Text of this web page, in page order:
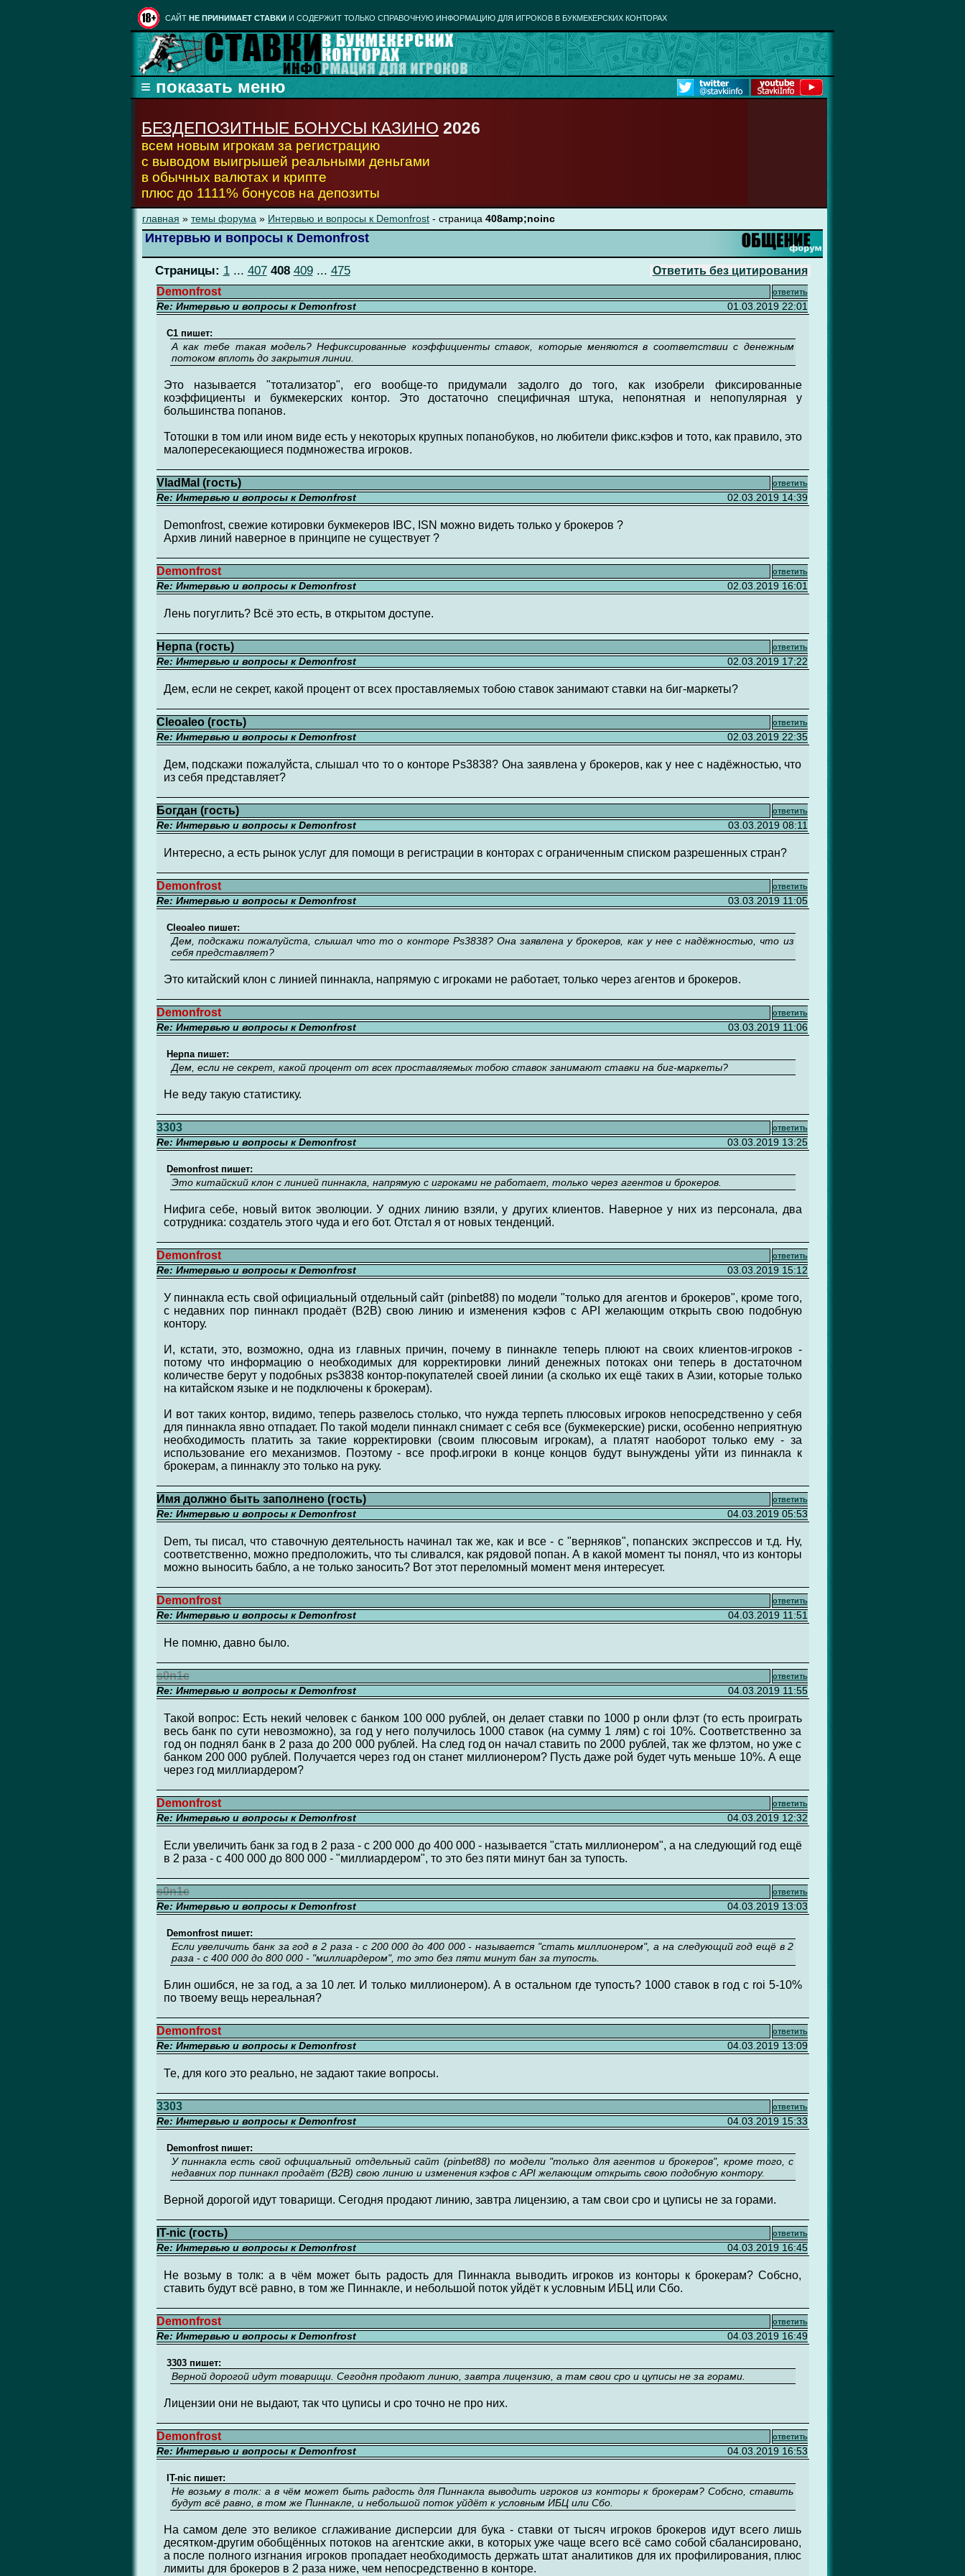
CАЙТ НЕ ПРИНИМАЕТ СТАВКИ И СОДЕРЖИТ ТОЛЬКО СПРАВОЧНУЮ ИНФОРМАЦИЮ ДЛЯ ИГРОКОВ В БУКМЕКЕРСКИХ КОНТОРАХ
БЕЗДЕПОЗИТНЫЕ БОНУСЫ КАЗИНО 2026
всем новым игрокам за регистрацию
с выводом выигрышей реальными деньгами
в обычных валютах и крипте
плюс до 1111% бонусов на депозиты
главная » темы форума » Интервью и вопросы к Demonfrost - страница 408amp;noinc
Интервью и вопросы к Demonfrost
Страницы: 1... 407 408 409... 475
Ответить без цитирования
Demonfrost
ответить
Re: Интервью и вопросы к Demonfrost 01.03.2019 22:01
C1 пишет:
А как тебе такая модель? Нефиксированные коэффициенты ставок, которые меняются в соответствии с денежным
потоком вплоть до закрытия линии.
Это называется "тотализатор", его вообще-то придумали задолго до того, как изобрели фиксированные
коэффициенты и букмекерских контор. Это достаточно специфичная штука, непонятная и непопулярная у
большинства попанов.
Тотошки в том или ином виде есть у некоторых крупных попанобуков, но любители фикс.кэфов и тото, как правило, это
малопересекающиеся подмножества игроков.
VladMal (гость) ответить
Re: Интервью и вопросы к Demonfrost 02.03.2019 14:39
Demonfrost, свежие котировки букмекеров IBC, ISN можно видеть только у брокеров ?
Архив линий наверное в принципе не существует ?
Demonfrost ответить
Re: Интервью и вопросы к Demonfrost 02.03.2019 16:01
Лень погуглить? Всё это есть, в открытом доступе.
Нерпа (гость) ответить
Re: Интервью и вопросы к Demonfrost 02.03.2019 17:22
Дем, если не секрет, какой процент от всех проставляемых тобою ставок занимают ставки на биг-маркеты?
Cleoaleo (гость) ответить
Re: Интервью и вопросы к Demonfrost 02.03.2019 22:35
Дем, подскажи пожалуйста, слышал что то о конторе Ps3838? Она заявлена у брокеров, как у нее с надёжностью, что
из себя представляет?
Богдан (гость) ответить
Re: Интервью и вопросы к Demonfrost 03.03.2019 08:11
Интересно, а есть рынок услуг для помощи в регистрации в конторах с ограниченным списком разрешенных стран?
Demonfrost ответить
Re: Интервью и вопросы к Demonfrost 03.03.2019 11:05
Cleoaleo пишет:
Дем, подскажи пожалуйста, слышал что то о конторе Ps3838? Она заявлена у брокеров, как у нее с надёжностью, что из
себя представляет?
Это китайский клон с линией пиннакла, напрямую с игроками не работает, только через агентов и брокеров.
Demonfrost ответить
Re: Интервью и вопросы к Demonfrost 03.03.2019 11:06
Нерпа пишет:
Дем, если не секрет, какой процент от всех проставляемых тобою ставок занимают ставки на биг-маркеты?
Не веду такую статистику.
3303 ответить
Re: Интервью и вопросы к Demonfrost 03.03.2019 13:25
Demonfrost пишет:
Это китайский клон с линией пиннакла, напрямую с игроками не работает, только через агентов и брокеров.
Нифига себе, новый виток эволюции. У одних линию взяли, у других клиентов. Наверное у них из персонала, два
сотрудника: создатель этого чуда и его бот. Отстал я от новых тенденций.
Demonfrost ответить
Re: Интервью и вопросы к Demonfrost 03.03.2019 15:12
У пиннакла есть свой официальный отдельный сайт (pinbet88) по модели "только для агентов и брокеров", кроме того,
с недавних пор пиннакл продаёт (B2B) свою линию и изменения кэфов с API желающим открыть свою подобную
контору.
И, кстати, это, возможно, одна из главных причин, почему в пиннакле теперь плюют на своих клиентов-игроков -
потому что информацию о необходимых для корректировки линий денежных потоках они теперь в достаточном
количестве берут у подобных ps3838 контор-покупателей своей линии (а сколько их ещё таких в Азии, которые только
на китайском языке и не подключены к брокерам).
И вот таких контор, видимо, теперь развелось столько, что нужда терпеть плюсовых игроков непосредственно у себя
для пиннакла явно отпадает. По такой модели пиннакл снимает с себя все (букмекерские) риски, особенно неприятную
необходимость платить за такие корректировки (своим плюсовым игрокам), а платят наоборот только ему - за
использование его механизмов. Поэтому - все проф.игроки в конце концов будут вынуждены уйти из пиннакла к
брокерам, а пиннаклу это только на руку.
Имя должно быть заполнено (гость) ответить
Re: Интервью и вопросы к Demonfrost 04.03.2019 05:53
Dem, ты писал, что ставочную деятельность начинал так же, как и все - с "верняков", попанских экспрессов и т.д. Ну,
соответственно, можно предположить, что ты сливался, как рядовой попан. А в какой момент ты понял, что из конторы
можно выносить бабло, а не только заносить? Вот этот переломный момент меня интересует.
Demonfrost ответить
Re: Интервью и вопросы к Demonfrost 04.03.2019 11:51
Не помню, давно было.
s0n1c ответить
Re: Интервью и вопросы к Demonfrost 04.03.2019 11:55
Такой вопрос: Есть некий человек с банком 100 000 рублей, он делает ставки по 1000 р онли флэт (то есть проиграть
весь банк по сути невозможно), за год у него получилось 1000 ставок (на сумму 1 лям) c roi 10%. Соответственно за
год он поднял банк в 2 раза до 200 000 рублей. На след год он начал ставить по 2000 рублей, так же флэтом, но уже с
банком 200 000 рублей. Получается через год он станет миллионером? Пусть даже рой будет чуть меньше 10%. А еще
через год миллиардером?
Demonfrost ответить
Re: Интервью и вопросы к Demonfrost 04.03.2019 12:32
Если увеличить банк за год в 2 раза - с 200 000 до 400 000 - называется "стать миллионером", а на следующий год ещё
в 2 раза - с 400 000 до 800 000 - "миллиардером", то это без пяти минут бан за тупость.
s0n1c ответить
Re: Интервью и вопросы к Demonfrost 04.03.2019 13:03
Demonfrost пишет:
Если увеличить банк за год в 2 раза - с 200 000 до 400 000 - называется "стать миллионером", а на следующий год ещё в 2
раза - с 400 000 до 800 000 - "миллиардером", то это без пяти минут бан за тупость.
Блин ошибся, не за год, а за 10 лет. И только миллионером). А в остальном где тупость? 1000 ставок в год с roi 5-10%
по твоему вещь нереальная?
Demonfrost ответить
Re: Интервью и вопросы к Demonfrost 04.03.2019 13:09
Те, для кого это реально, не задают такие вопросы.
3303 ответить
Re: Интервью и вопросы к Demonfrost 04.03.2019 15:33
Demonfrost пишет:
У пиннакла есть свой официальный отдельный сайт (pinbet88) по модели "только для агентов и брокеров", кроме того, с
недавних пор пиннакл продаёт (B2B) свою линию и изменения кэфов с API желающим открыть свою подобную контору.
Верной дорогой идут товарищи. Сегодня продают линию, завтра лицензию, а там свои сро и цуписы не за горами.
IT-nic (гость) ответить
Re: Интервью и вопросы к Demonfrost 04.03.2019 16:45
Не возьму в толк: а в чём может быть радость для Пиннакла выводить игроков из конторы к брокерам? Собсно,
ставить будут всё равно, в том же Пиннакле, и небольшой поток уйдёт к условным ИБЦ или Сбо.
Demonfrost ответить
Re: Интервью и вопросы к Demonfrost 04.03.2019 16:49
3303 пишет:
Верной дорогой идут товарищи. Сегодня продают линию, завтра лицензию, а там свои сро и цуписы не за горами.
Лицензии они не выдают, так что цуписы и сро точно не про них.
Demonfrost ответить
Re: Интервью и вопросы к Demonfrost 04.03.2019 16:53
IT-nic пишет:
Не возьму в толк: а в чём может быть радость для Пиннакла выводить игроков из конторы к брокерам? Собсно, ставить
будут всё равно, в том же Пиннакле, и небольшой поток уйдёт к условным ИБЦ или Сбо.
На самом деле это великое сглаживание дисперсии для бука - ставки от тысяч игроков брокеров идут всего лишь
десятком-другим обобщённых потоков на агентские акки, в которых уже чаще всего всё само собой сбалансировано,
а после полного изгнания игроков пропадает необходимость держать штат аналитиков для их профилирования, плюс
лимиты для брокеров в 2 раза ниже, чем непосредственно в конторе.